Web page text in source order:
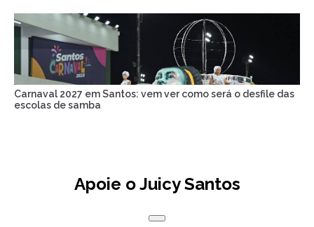
Carnaval 2027 em Santos: vem ver como será o desfile das
escolas de samba
Apoie o Juicy Santos